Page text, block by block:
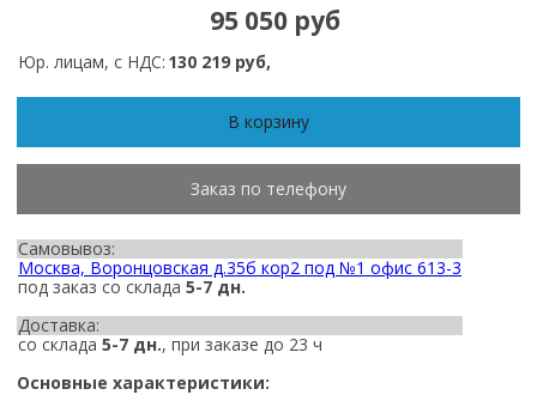
95 050 руб
Юр. лицам, с НДС: 130 219 руб,
В корзину
Заказ по телефону
Самовывоз:
Москва, Воронцовская д.35б кор2 под №1 офис 613-3
под заказ со склада 5-7 дн.
Доставка:
со склада 5-7 дн., при заказе до 23 ч
Основные характеристики: